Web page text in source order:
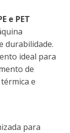
e PET
durabilidade.
ideal para
de
e
para